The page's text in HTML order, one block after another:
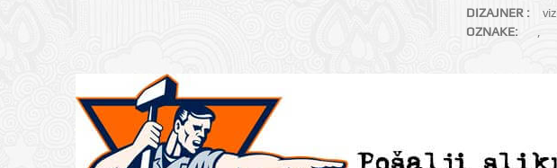
DIZAJNER :
OZNAKE: